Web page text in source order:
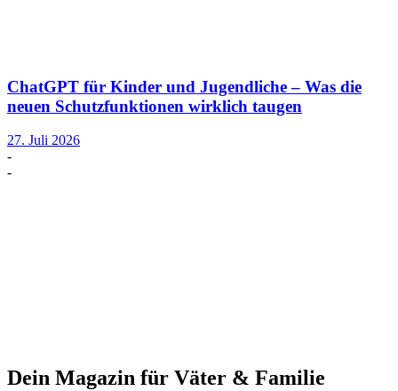
ChatGPT für Kinder und Jugendliche – Was die
neuen Schutzfunktionen wirklich taugen
27. Juli 2026
-
-
Dein Magazin für Väter & Familie